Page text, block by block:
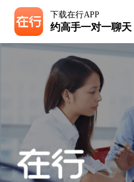
下载在行APP
约高手一对一聊天